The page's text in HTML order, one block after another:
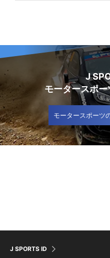
J
モータースポ
モータースポーツ
J SPORTS ID